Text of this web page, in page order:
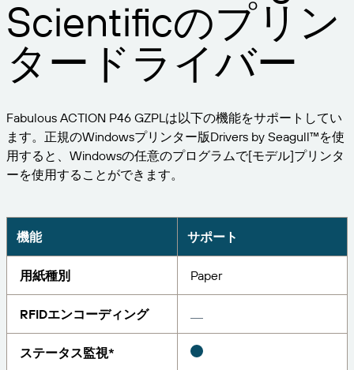
作成
管理
アイテムと在庫の追跡
資産追跡機能
サーチ
小売
輸送および物流
業界
航空宇宙産業
食品および飲料
医療機器
製薬
ソリューション別
サポートプラン
学ぶ
導入事例
ブログ
リソースライブラリ
ウェビナー
ライフサイクルスケジュール
ビジネスを拡大する。顧客により充実したサービス
を提供する。BarTenderの提携パートナーに。
パートナーディレクトリ
BarTenderパートナーを検索し、パートナーディレ
クトリから見積もりやサービスを依頼することがで
パートナーポータル
サポートセンター
る質問に対する回答、ハウツー記事を確認できま
す。
サポートへのお問い合わせ
現在サポートされているすべてのBarTender製品に
関するテクニカルアシスタンスのサポートリクエス
トを送信してください。
無償試用版
営業担当に問い合
わせる
Japanese ログイン
カスタマーポータル
BarTender Cloud
Seagull Software
Scientificのプリン
タードライバー
Fabulous ACTION P46 GZPLは以下の機能をサポートしてい
ます。正規のWindowsプリンター版Drivers by Seagull™を使
用すると、Windowsの任意のプログラムで[モデル]プリンタ
ーを使用することができます。
機能 サポート
用紙種別 Paper
RFIDエンコーディング
ステータス監視*